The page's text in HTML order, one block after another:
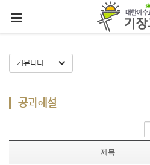
커뮤니티 Toggle Dropdown
공과해설
제목